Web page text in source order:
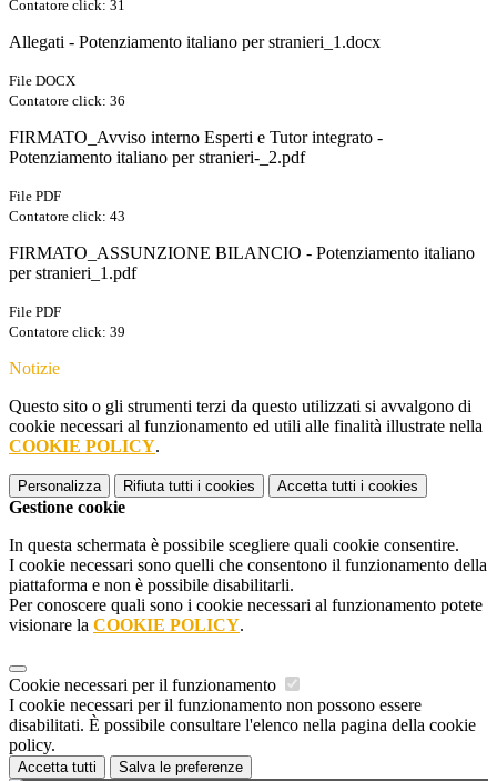
Contatore click: 31
Allegati - Potenziamento italiano per stranieri_1.docx
File DOCX
Contatore click: 36
FIRMATO_Avviso interno Esperti e Tutor integrato -
Potenziamento italiano per stranieri-_2.pdf
File PDF
Contatore click: 43
FIRMATO_ASSUNZIONE BILANCIO - Potenziamento italiano
per stranieri_1.pdf
File PDF
Contatore click: 39
Notizie
Questo sito o gli strumenti terzi da questo utilizzati si avvalgono di
cookie necessari al funzionamento ed utili alle finalità illustrate nella
COOKIE POLICY.
Personalizza Rifiuta tutti i cookies Accetta tutti i cookies
Gestione cookie
In questa schermata è possibile scegliere quali cookie consentire.
I cookie necessari sono quelli che consentono il funzionamento della
piattaforma e non è possibile disabilitarli.
Per conoscere quali sono i cookie necessari al funzionamento potete
visionare la COOKIE POLICY.
Cookie necessari per il funzionamento
I cookie necessari per il funzionamento non possono essere
disabilitati. È possibile consultare l'elenco nella pagina della cookie
policy.
Accetta tutti Salva le preferenze